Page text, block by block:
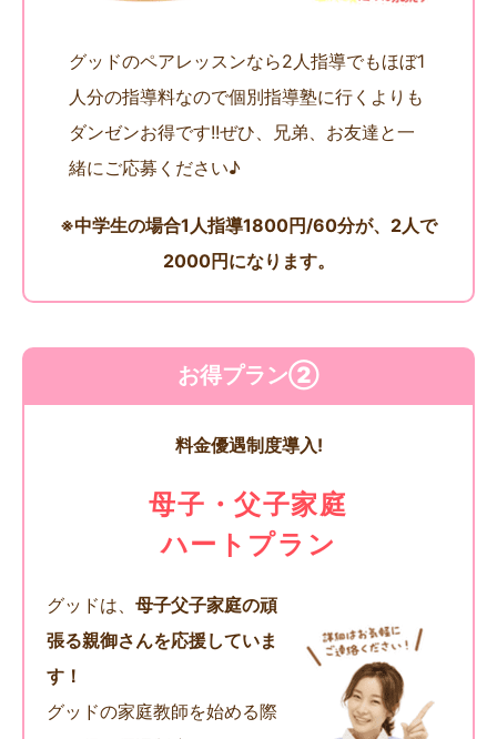
グッドのペアレッスンなら2人指導でもほぼ1
人分の指導料なので個別指導塾に行くよりも
ダンゼンお得です!!ぜひ、兄弟、お友達と一
緒にご応募ください♪
※中学生の場合1人指導1800円/60分が、2人で
2000円になります。
お得プラン②
料金優遇制度導入!
母子・父子家庭
ハートプラン
グッドは、 母子父子家庭の頑
張る親御さんを応援していま
す！
グッドの家庭教師を始める際